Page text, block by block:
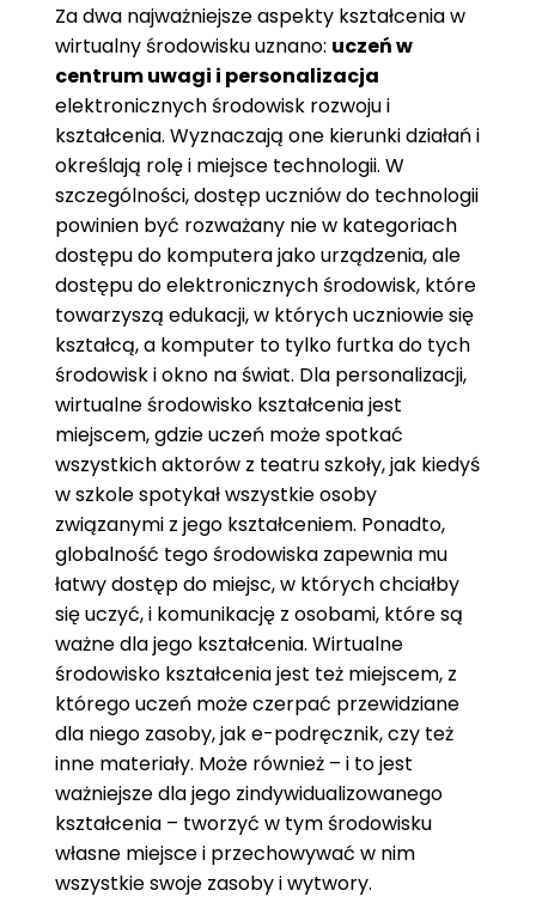
Za dwa najważniejsze aspekty kształcenia w
wirtualny środowisku uznano: uczeń w
centrum uwagi i personalizacja
elektronicznych środowisk rozwoju i
kształcenia. Wyznaczają one kierunki działań i
określają rolę i miejsce technologii. W
szczególności, dostęp uczniów do technologii
powinien być rozważany nie w kategoriach
dostępu do komputera jako urządzenia, ale
dostępu do elektronicznych środowisk, które
towarzyszą edukacji, w których uczniowie się
kształcą, a komputer to tylko furtka do tych
środowisk i okno na świat. Dla personalizacji,
wirtualne środowisko kształcenia jest
miejscem, gdzie uczeń może spotkać
wszystkich aktorów z teatru szkoły, jak kiedyś
w szkole spotykał wszystkie osoby
związanymi z jego kształceniem. Ponadto,
globalność tego środowiska zapewnia mu
łatwy dostęp do miejsc, w których chciałby
się uczyć, i komunikację z osobami, które są
ważne dla jego kształcenia. Wirtualne
środowisko kształcenia jest też miejscem, z
którego uczeń może czerpać przewidziane
dla niego zasoby, jak e-podręcznik, czy też
inne materiały. Może również – i to jest
ważniejsze dla jego zindywidualizowanego
kształcenia – tworzyć w tym środowisku
własne miejsce i przechowywać w nim
wszystkie swoje zasoby i wytwory.